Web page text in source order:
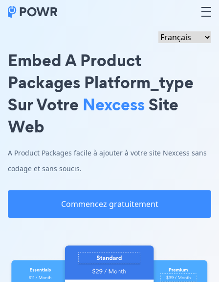
Embed A Product
Packages Platform_type
Sur Votre NexcessSite
Web
A Product Packages facile à ajouter à votre site Nexcess sans
codage et sans soucis.
Commencez gratuitement